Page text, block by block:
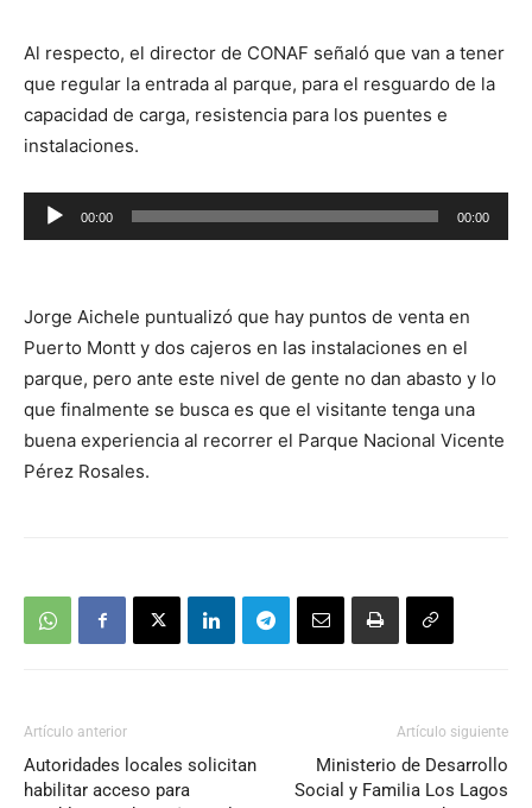
Al respecto, el director de CONAF señaló que van a tener
que regular la entrada al parque, para el resguardo de la
capacidad de carga, resistencia para los puentes e
instalaciones.
Reproductor
de
00:00 00:00
Jorge Aichele puntualizó que hay puntos de venta en
Puerto Montt y dos cajeros en las instalaciones en el
parque, pero ante este nivel de gente no dan abasto y lo
que finalmente se busca es que el visitante tenga una
buena experiencia al recorrer el Parque Nacional Vicente
Pérez Rosales.
Artículo anterior
Autoridades locales solicitan
habilitar acceso para
Artículo siguiente
Ministerio de Desarrollo
Social y Familia Los Lagos